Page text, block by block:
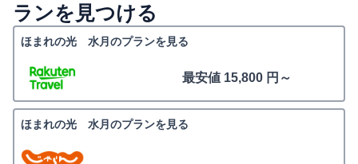
ランを見つける
ほまれの光 水月のプランを見る
最安値 15,800 円～
ほまれの光 水月のプランを見る